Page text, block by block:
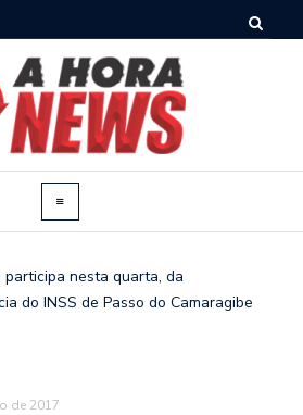
participa nesta quarta, da
do INSS de Passo do Camaragibe
de 2017